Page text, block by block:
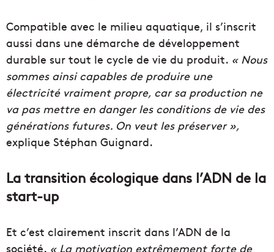
Compatible avec le milieu aquatique, il s’inscrit
aussi dans une démarche de développement
durable sur tout le cycle de vie du produit. « Nous
sommes ainsi capables de produire une
électricité vraiment propre, car sa production ne
va pas mettre en danger les conditions de vie des
générations futures. On veut les préserver »,
explique Stéphan Guignard.
La transition écologique dans l’ADN de la
start-up
Et c’est clairement inscrit dans l’ADN de la
société. « La motivation extrêmement forte de